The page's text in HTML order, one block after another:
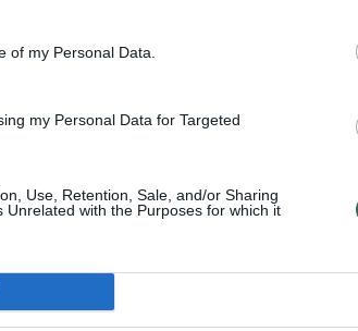
of my Personal Data.
my Personal Data for Targeted
Use, Retention, Sale, and/or Sharing
Unrelated with the Purposes for which it
gamtoje
būdingos ligos mirė 2